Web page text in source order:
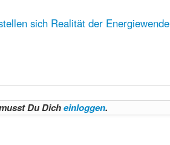
sich Realität der Energiewende
Du Dicheinloggen.